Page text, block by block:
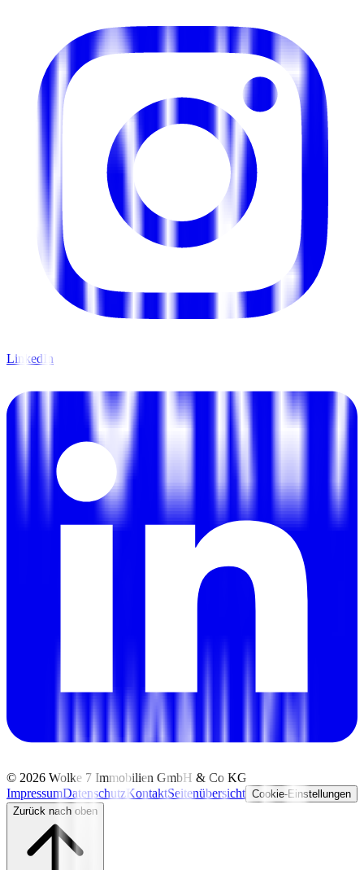
LinkedIn
© 2026 Wolke 7 Immobilien GmbH & Co KG
ImpressumDatenschutzKontaktSeitenübersicht Cookie-Einstellungen
Zurück nach oben